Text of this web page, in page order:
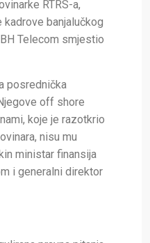
RTRS-a,
banjalučkog
Telecom smjestio
posrednička
off shore
koje je razotkrio
nisu mu
ministar finansija
i generalni direktor